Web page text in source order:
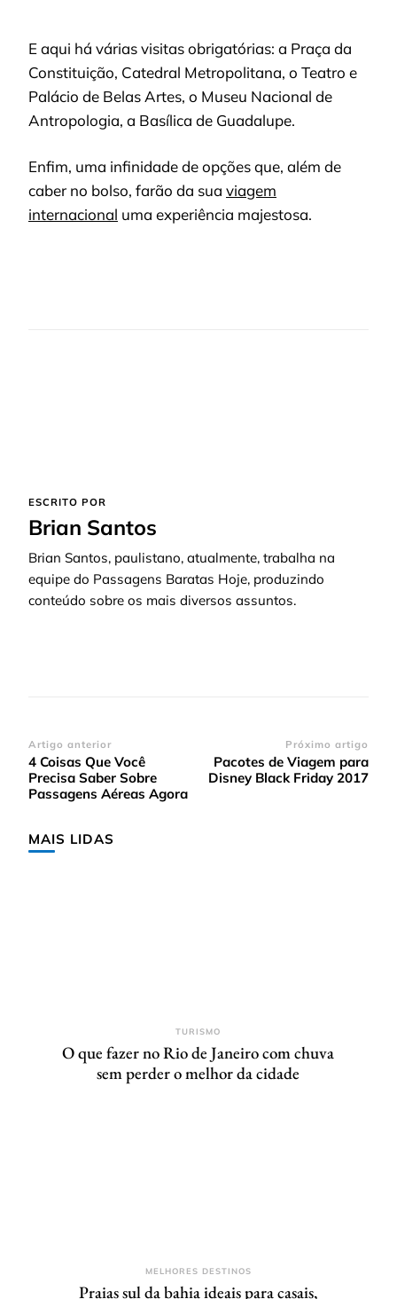
E aqui há várias visitas obrigatórias: a Praça da
Constituição, Catedral Metropolitana, o Teatro e
Palácio de Belas Artes, o Museu Nacional de
Antropologia, a Basílica de Guadalupe.
Enfim, uma infinidade de opções que, além de
caber no bolso, farão da sua viagem
internacional uma experiência majestosa.
ESCRITO POR
Brian Santos
Brian Santos, paulistano, atualmente, trabalha na
equipe do Passagens Baratas Hoje, produzindo
conteúdo sobre os mais diversos assuntos.
Navegação
de
post
Artigo anterior
4 Coisas Que Você
Precisa Saber Sobre
Passagens Aéreas Agora
Próximo artigo
Pacotes de Viagem para
Disney Black Friday 2017
MAIS LIDAS
TURISMO
O que fazer no Rio de Janeiro com chuva
sem perder o melhor da cidade
MELHORES DESTINOS
Praias sul da bahia ideais para casais,